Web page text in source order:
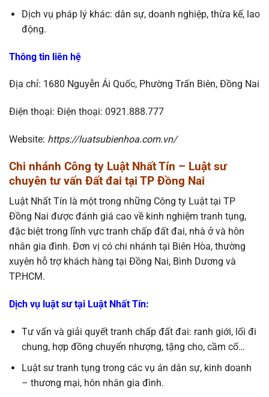
Dịch vụ pháp lý khác: dân sự, doanh nghiệp, thừa kế, lao
động.
Thông tin liên hệ
Địa chỉ: 1680 Nguyễn Ái Quốc, Phường Trấn Biên, Đồng Nai
Điện thoại: Điện thoại: 0921.888.777
Website: https://luatsubienhoa.com.vn/
Chi nhánh Công ty Luật Nhất Tín – Luật sư
chuyên tư vấn Đất đai tại TP Đồng Nai
Luật Nhất Tín là một trong những Công ty Luật tại TP
Đồng Nai được đánh giá cao về kinh nghiệm tranh tụng,
đặc biệt trong lĩnh vực tranh chấp đất đai, nhà ở và hôn
nhân gia đình. Đơn vị có chi nhánh tại Biên Hòa, thường
xuyên hỗ trợ khách hàng tại Đồng Nai, Bình Dương và
TP.HCM.
Dịch vụ luật sư tại Luật Nhất Tín:
Tư vấn và giải quyết tranh chấp đất đai: ranh giới, lối đi
chung, hợp đồng chuyển nhượng, tặng cho, cầm cố…
Luật sư tranh tụng trong các vụ án dân sự, kinh doanh
– thương mại, hôn nhân gia đình.